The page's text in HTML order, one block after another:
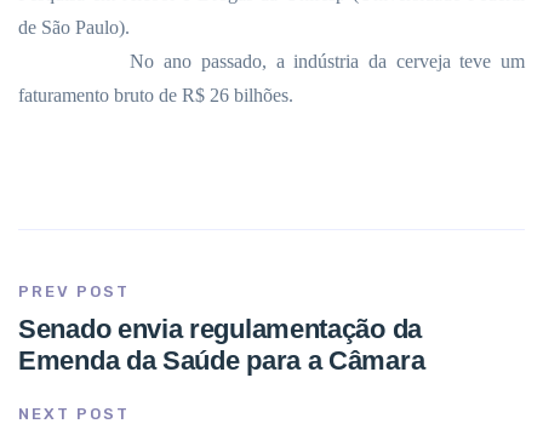
de São Paulo).
No ano passado, a indústria da cerveja teve um
faturamento bruto de R$ 26 bilhões.
PREV POST
Senado envia regulamentação da
Emenda da Saúde para a Câmara
NEXT POST